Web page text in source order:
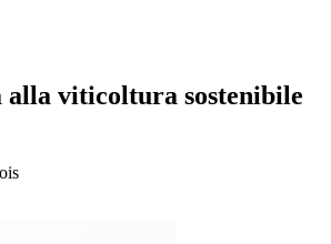
viticoltura sostenibile